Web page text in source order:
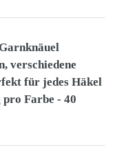
verschiedene
für jedes Häkel
Farbe - 40